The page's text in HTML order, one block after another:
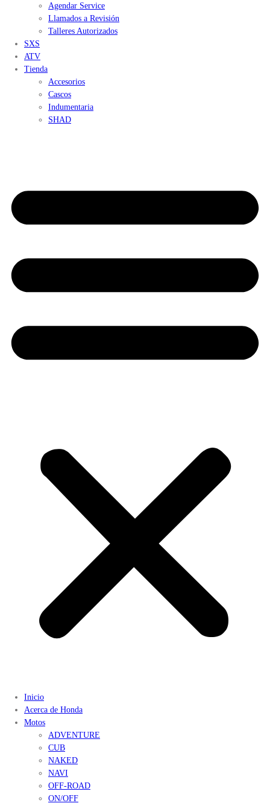
Agendar Service
Llamados a Revisión
Talleres Autorizados
SXS
ATV
Tienda
Accesorios
Cascos
Indumentaria
SHAD
Inicio
Acerca de Honda
Motos
ADVENTURE
CUB
NAKED
NAVI
OFF-ROAD
ON/OFF